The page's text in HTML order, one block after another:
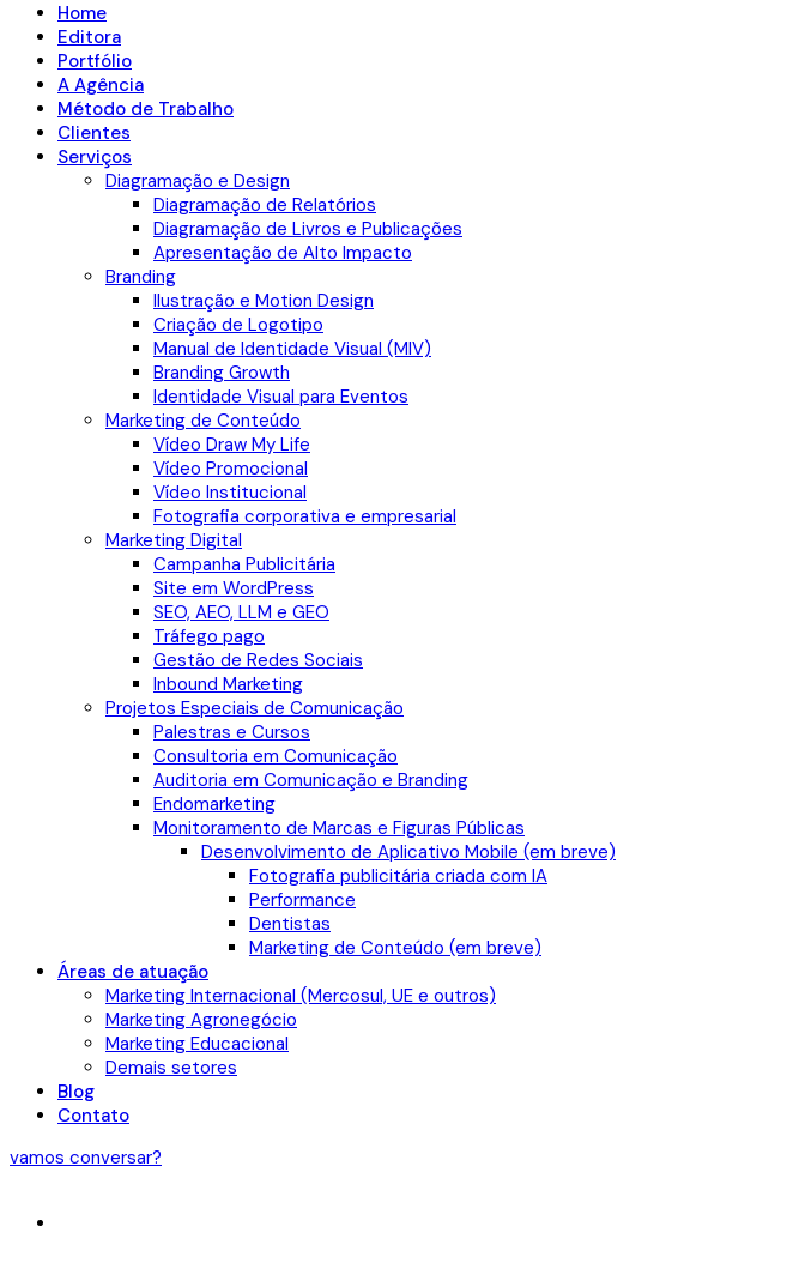
Home
Editora
Portfólio
A Agência
Método de Trabalho
Clientes
Serviços
Diagramação e Design
Diagramação de Relatórios
Diagramação de Livros e Publicações
Apresentação de Alto Impacto
Branding
Ilustração e Motion Design
Criação de Logotipo
Manual de Identidade Visual (MIV)
Branding Growth
Identidade Visual para Eventos
Marketing de Conteúdo
Vídeo Draw My Life
Vídeo Promocional
Vídeo Institucional
Fotografia corporativa e empresarial
Marketing Digital
Campanha Publicitária
Site em WordPress
SEO, AEO, LLM e GEO
Tráfego pago
Gestão de Redes Sociais
Inbound Marketing
Projetos Especiais de Comunicação
Palestras e Cursos
Consultoria em Comunicação
Auditoria em Comunicação e Branding
Endomarketing
Monitoramento de Marcas e Figuras Públicas
Desenvolvimento de Aplicativo Mobile (em breve)
Fotografia publicitária criada com IA
Performance
Dentistas
Marketing de Conteúdo (em breve)
Áreas de atuação
Marketing Internacional (Mercosul, UE e outros)
Marketing Agronegócio
Marketing Educacional
Demais setores
Blog
Contato
vamos conversar?